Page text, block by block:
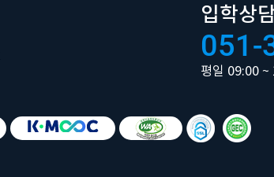
입학상
051-
평일 09:00